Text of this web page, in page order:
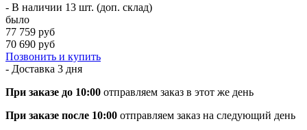
- В наличии 13 шт. (доп. склад)
было
77 759 руб
70 690 руб
Позвонить и купить
- Доставка 3 дня
При заказе до 10:00 отправляем заказ в этот же день
При заказе после 10:00 отправляем заказ на следующий день